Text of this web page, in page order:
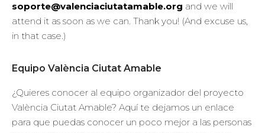
soporte@valenciaciutatamable.org and we will
attend it as soon as we can. Thank you! (And excuse us,
in that case.)
Equipo València Ciutat Amable
¿Quieres conocer al equipo organizador del proyecto
València Ciutat Amable? Aquí te dejamos un enlace
para que puedas conocer un poco mejor a las personas